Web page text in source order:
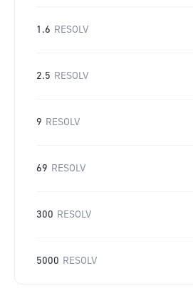
1.6 RESOLV
2.5 RESOLV
9 RESOLV
69 RESOLV
300 RESOLV
5000 RESOLV